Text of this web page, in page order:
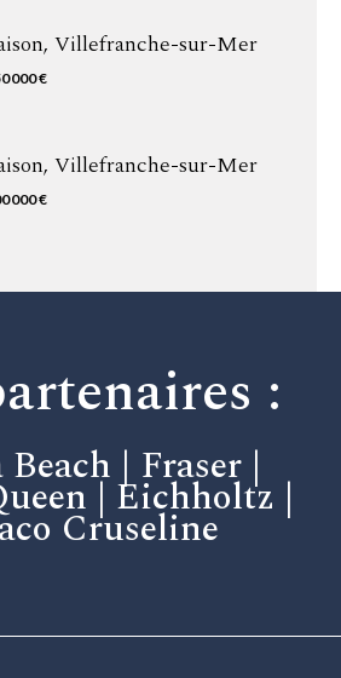
Villefranche-sur-Mer
000 €
Villefranche-sur-Mer
000 €
:
| Fraser |
| Eichholtz |
Cruseline